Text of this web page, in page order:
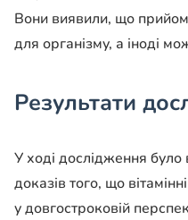
Вони виявили, що
для організму, а іноді
Результати
У ході дослідження
доказів того, що
у довгостроковій